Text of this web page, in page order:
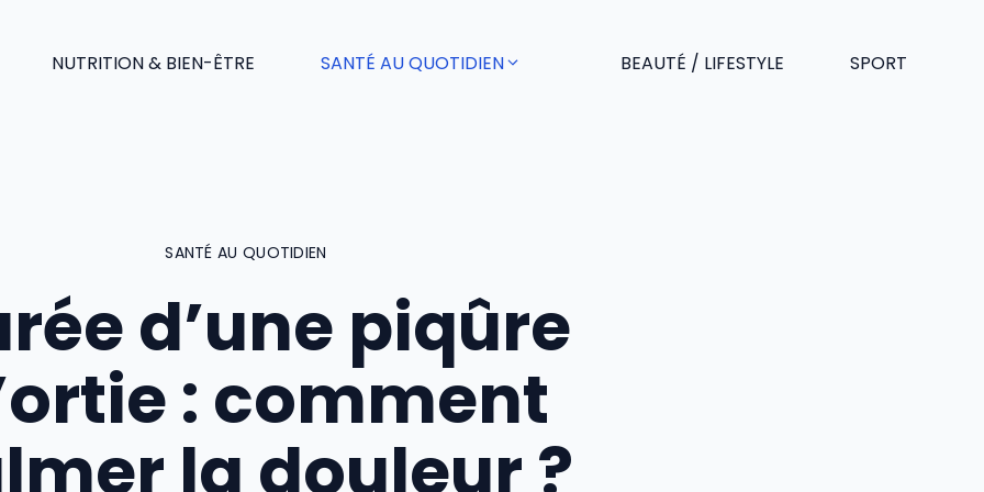
NUTRITION & BIEN-ÊTRE SANTÉ AU QUOTIDIEN BEAUTÉ / LIFESTYLE SPORT
SANTÉ AU QUOTIDIEN
d’une piqûre
: comment
la douleur ?